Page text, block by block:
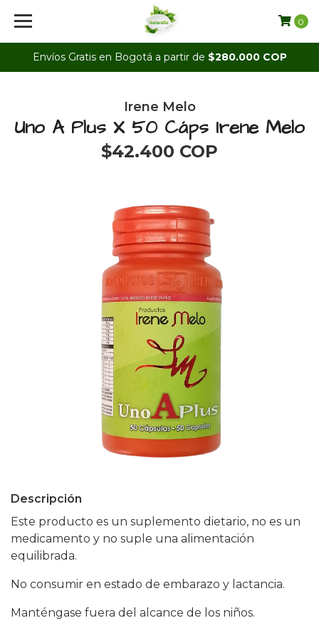
Envíos Gratis en Bogotá a partir de $280.000 COP
0
Irene Melo
Uno A Plus X 50 Cáps Irene Melo
$42.400 COP
Descripción
Este producto es un suplemento dietario, no es un
medicamento y no suple una alimentación
equilibrada.
No consumir en estado de embarazo y lactancia.
Manténgase fuera del alcance de los niños.